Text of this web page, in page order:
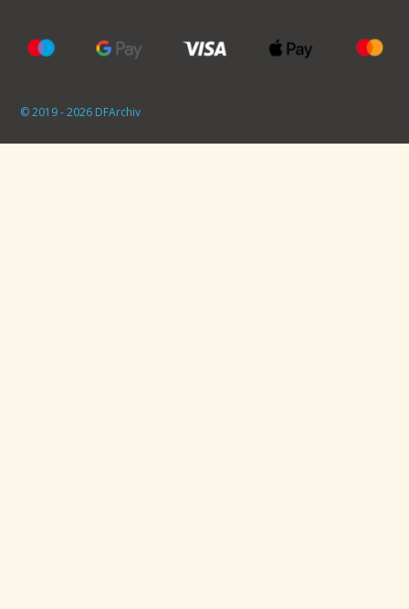
© 2019 - 2026 DFArchiv